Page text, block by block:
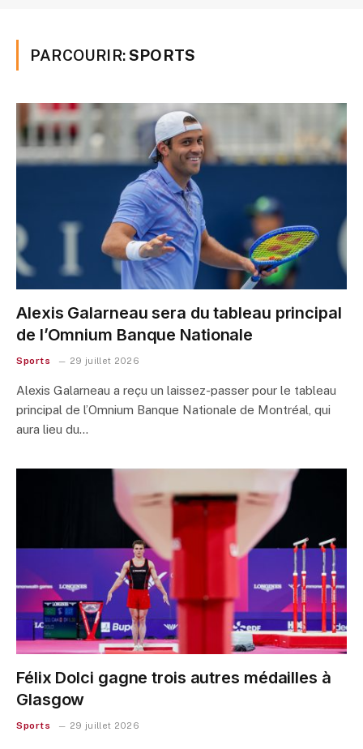
PARCOURIR:SPORTS
Alexis Galarneau sera du tableau principal
de l’Omnium Banque Nationale
Sports 29 juillet 2026
Alexis Galarneau a reçu un laissez-passer pour le tableau
principal de l’Omnium Banque Nationale de Montréal, qui
aura lieu du…
Félix Dolci gagne trois autres médailles à
Glasgow
Sports 29 juillet 2026